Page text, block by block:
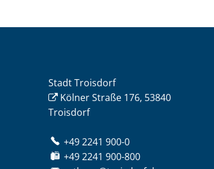
Stadt Troisdorf
Kölner Straße 176, 53840
Troisdorf
+49 2241 900-0
+49 2241 900-800